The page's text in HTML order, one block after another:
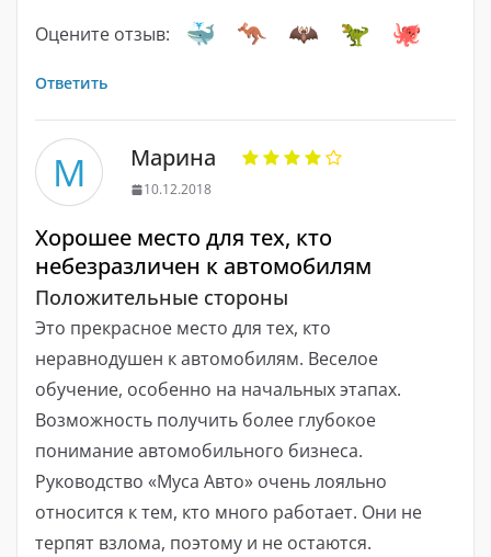
Оцените отзыв:
Ответить
М Марина
10.12.2018
Хорошее место для тех, кто
небезразличен к автомобилям
Положительные стороны
Это прекрасное место для тех, кто
неравнодушен к автомобилям. Веселое
обучение, особенно на начальных этапах.
Возможность получить более глубокое
понимание автомобильного бизнеса.
Руководство «Муса Авто» очень лояльно
относится к тем, кто много работает. Они не
терпят взлома, поэтому и не остаются.